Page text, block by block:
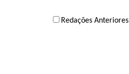
Redações Anteriores